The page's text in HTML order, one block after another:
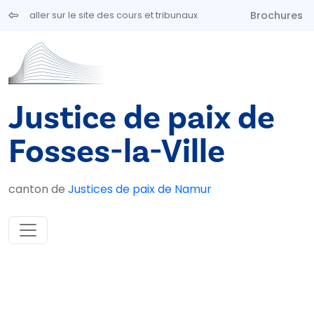
Aller au contenu principal
aller sur le site des cours et tribunaux Brochures
Justice de paix de
Fosses-la-Ville
canton de Justices de paix de Namur